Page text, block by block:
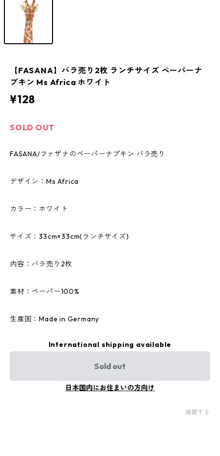
【FASANA】バラ売り2枚 ランチサイズ ペーパーナ
プキン Ms Africa ホワイト
¥128
SOLD OUT
FASANA/ファザナのペーパーナプキン バラ売り
デザイン：Ms Africa
カラー：ホワイト
サイズ：33cm×33cm(ランチサイズ)
内容：バラ売り2枚
素材：ペーパー100%
生産国：Made in Germany
International shipping available
Sold out
日本国内にお住まいの方向け
通報する